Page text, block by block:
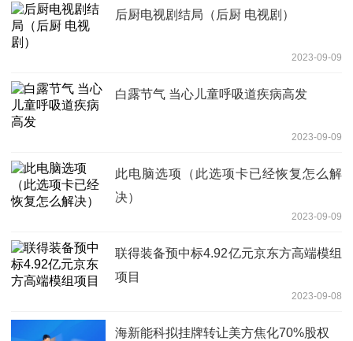
后厨电视剧结局（后厨 电视剧）
2023-09-09
白露节气 当心儿童呼吸道疾病高发
2023-09-09
此电脑选项（此选项卡已经恢复怎么解
决）
2023-09-09
联得装备预中标4.92亿元京东方高端模组
项目
2023-09-08
海新能科拟挂牌转让美方焦化70%股权